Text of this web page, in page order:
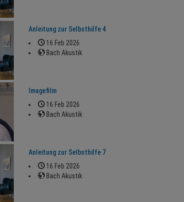
Anleitung zur Selbsthilfe 4
16 Feb 2026
Bach Akustik
Imagefilm
16 Feb 2026
Bach Akustik
Anleitung zur Selbsthilfe 7
16 Feb 2026
Bach Akustik